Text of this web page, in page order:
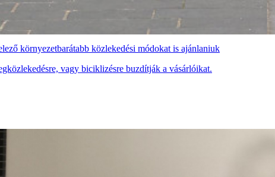
környezetbarátabb közlekedési módokat is ajánlaniuk
vagy biciklizésre buzdítják a vásárlóikat.